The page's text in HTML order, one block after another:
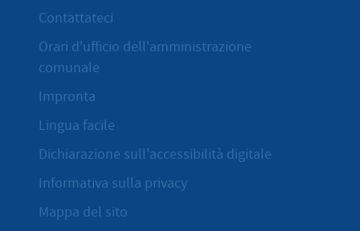
Contattateci
Orari d'ufficio dell'amministrazione
comunale
Impronta
Lingua facile
Dichiarazione sull'accessibilità digitale
Informativa sulla privacy
Mappa del sito